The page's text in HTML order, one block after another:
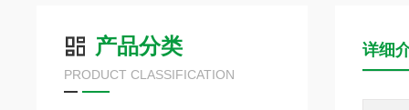
产品分类
PRODUCT CLASSIFICATION
详细